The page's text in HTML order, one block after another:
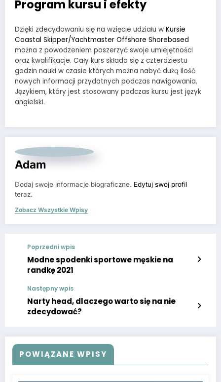
Program kursu i efekty
Dzięki zdecydowaniu się na wzięcie udziału w Kursie
Coastal Skipper/Yachtmaster Offshore Shorebased
można z powodzeniem poszerzyć swoje umiejętności
oraz kwalifikacje. Cały kurs składa się z czterdziestu
godzin nauki w czasie których można nabyć dużą ilość
nowych informacji przydatnych podczas nawigowania.
Językiem, który jest stosowany podczas kursu jest język
angielski.
Adam
Dodaj swoje informacje biograficzne. Edytuj swój profil
teraz.
Zobacz Wszystkie Wpisy
Poprzedni wpis
Modne spodenki sportowe męskie na
randkę 2021
Następny wpis
Narty head, dlaczego warto się na nie
zdecydować?
POWIĄZANE WPISY